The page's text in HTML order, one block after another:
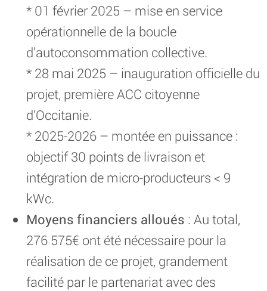
* 01 février 2025 – mise en service
opérationnelle de la boucle
d’autoconsommation collective.
* 28 mai 2025 – inauguration officielle du
projet, première ACC citoyenne
d’Occitanie.
* 2025-2026 – montée en puissance :
objectif 30 points de livraison et
intégration de micro-producteurs < 9
kWc.
Moyens financiers alloués : Au total,
276 575€ ont été nécessaire pour la
réalisation de ce projet, grandement
facilité par le partenariat avec des